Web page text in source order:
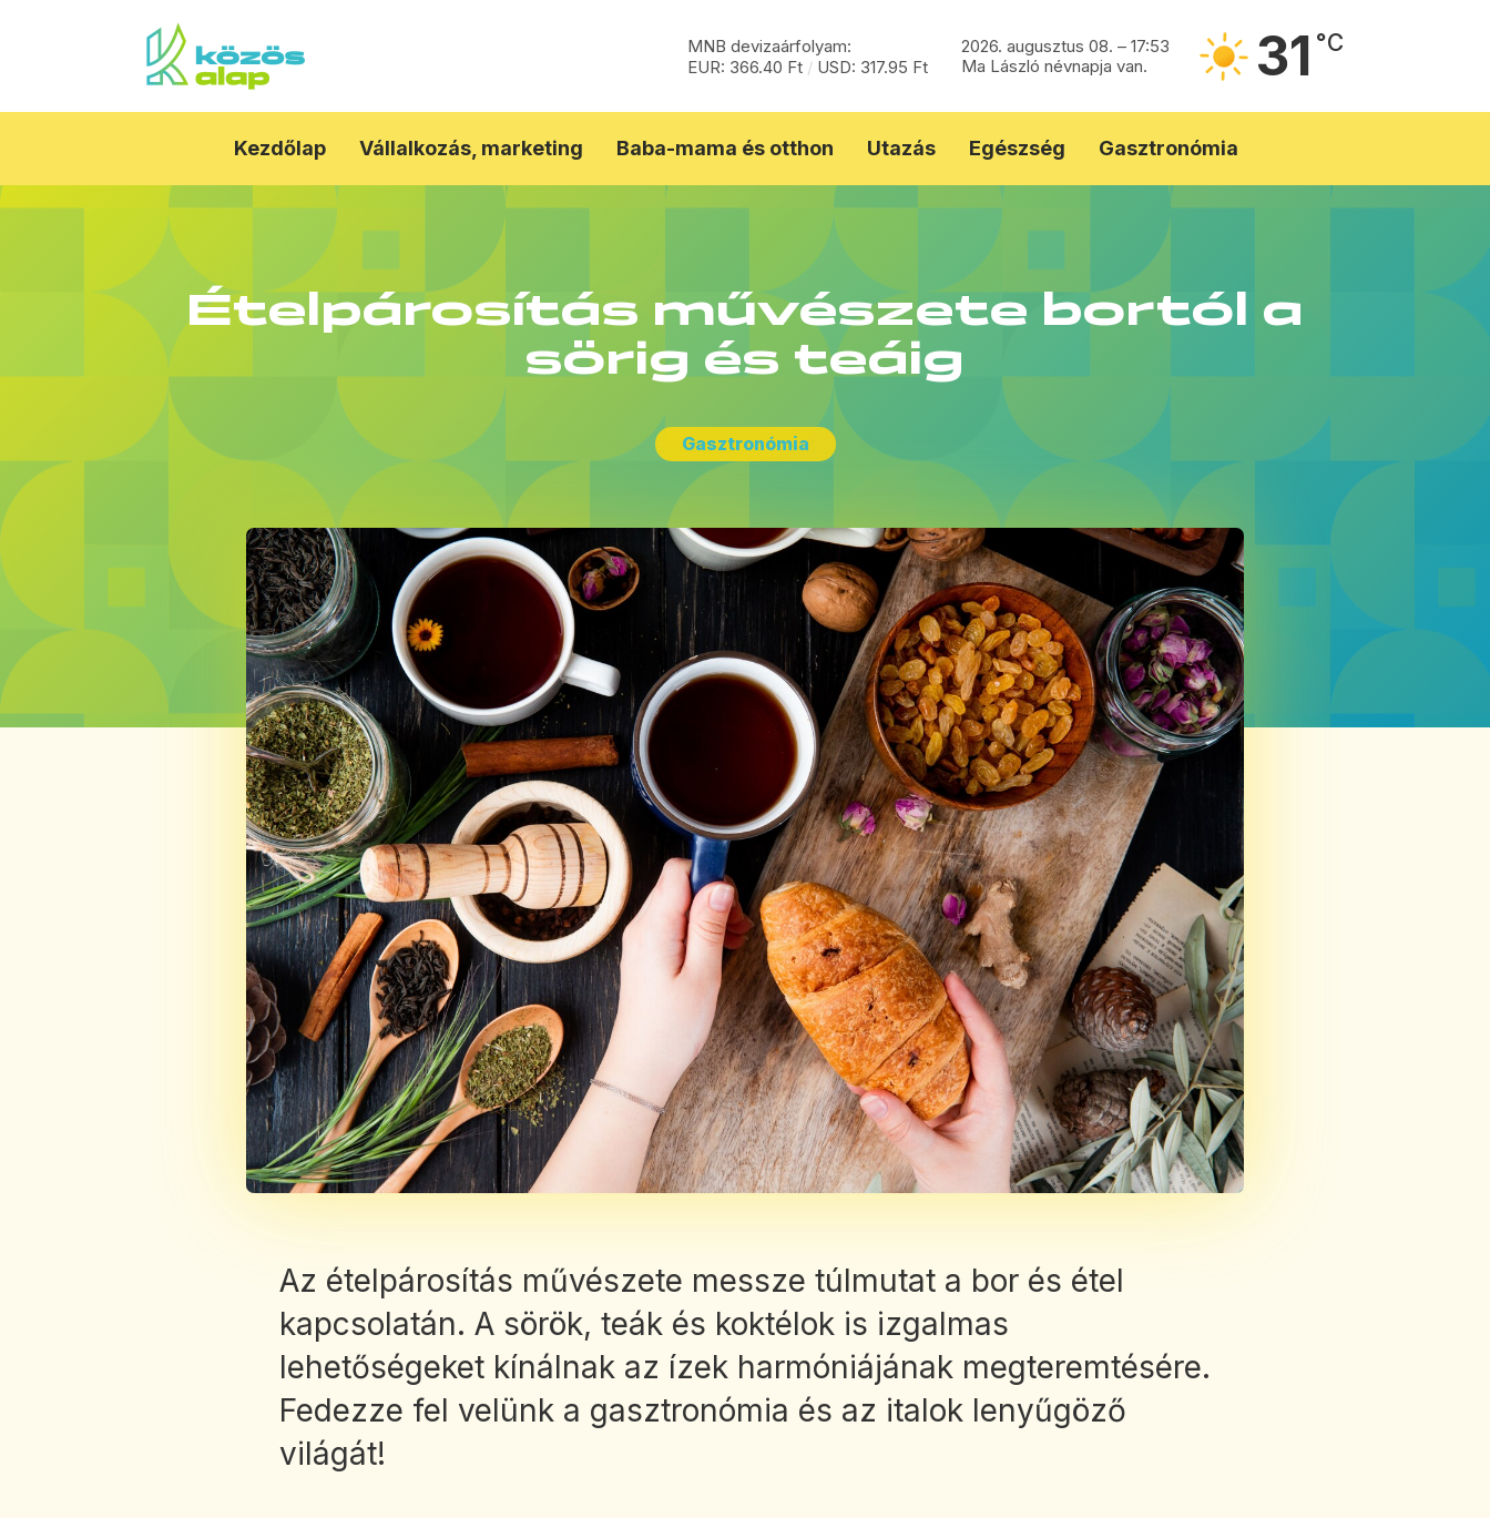
MNB devizaárfolyam:
EUR: 366.40 Ft / USD: 317.95 Ft
2026. augusztus 08. – 17:53
Ma László névnapja van.
31 °C
Kezdőlap Vállalkozás, marketing Baba-mama és otthon Utazás Egészség Gasztronómia
Ételpárosítás művészete bortól a
sörig és teáig
Gasztronómia
Az ételpárosítás művészete messze túlmutat a bor és étel
kapcsolatán. A sörök, teák és koktélok is izgalmas
lehetőségeket kínálnak az ízek harmóniájának megteremtésére.
Fedezze fel velünk a gasztronómia és az italok lenyűgöző
világát!